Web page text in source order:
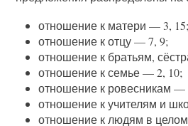
отношение к матери — 3, 15;
отношение к отцу — 7, 9;
отношение к братьям,
отношение к семье — 2, 10;
отношение к ровесникам —
отношение к учителям и
отношение к людям в